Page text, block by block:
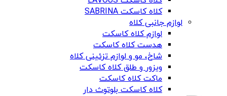
کلاه کاسکت SABRINA
لوازم جانبی کلاه
لوازم کلاه کاسکت
هدست کلاه کاسکت
شاخ، مو و لوازم تزئینی کلاه
ویزور و طلق کلاه کاسکت
ماکت کلاه کاسکت
کلاه کاسکت بلوتوث دار